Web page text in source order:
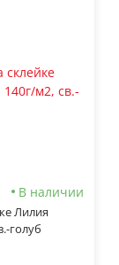
В наличии
Лилия
голуб